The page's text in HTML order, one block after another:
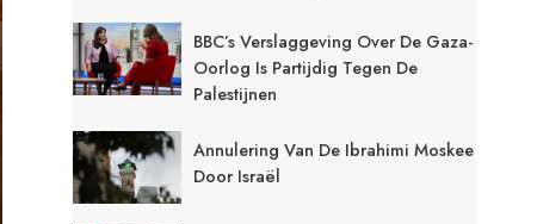
BBC’s Verslaggeving Over De Gaza-
Oorlog Is Partijdig Tegen De
Palestijnen
Annulering Van De Ibrahimi Moskee
Door Israël